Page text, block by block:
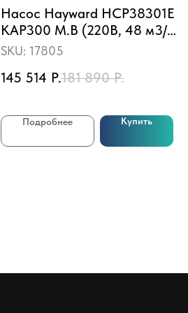
Насос Hayward HCP38301E
KAP300 M.B (220В, 48 м3/ч,
3HP)
SKU: 17805
145 514 Р.181 890 Р.
Подробнее Купить